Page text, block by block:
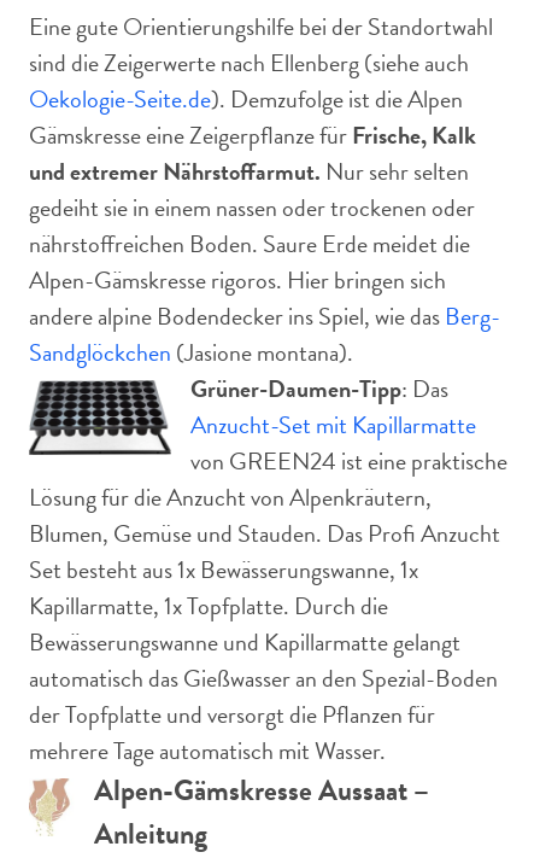
Eine gute Orientierungshilfe bei der Standortwahl
sind die Zeigerwerte nach Ellenberg (siehe auch
Oekologie-Seite.de). Demzufolge ist die Alpen
Gämskresse eine Zeigerpflanze fürFrische, Kalk
und extremer Nährstoffarmut. Nur sehr selten
gedeiht sie in einem nassen oder trockenen oder
nährstoffreichen Boden. Saure Erde meidet die
Alpen-Gämskresse rigoros. Hier bringen sich
andere alpine Bodendecker ins Spiel, wie das Berg-
Sandglöckchen (Jasione montana).
Grüner-Daumen-Tipp: Das
Anzucht-Set mit Kapillarmatte
von GREEN24 ist eine praktische
Lösung für die Anzucht von Alpenkräutern,
Blumen, Gemüse und Stauden. Das Profi Anzucht
Set besteht aus 1x Bewässerungswanne, 1x
Kapillarmatte, 1x Topfplatte. Durch die
Bewässerungswanne und Kapillarmatte gelangt
automatisch das Gießwasser an den Spezial-Boden
der Topfplatte und versorgt die Pflanzen für
mehrere Tage automatisch mit Wasser.
Alpen-Gämskresse Aussaat –
Anleitung